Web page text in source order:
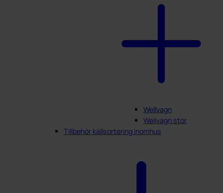
Wellvagn
Wellvagn stor
Tillbehör källsortering inomhus